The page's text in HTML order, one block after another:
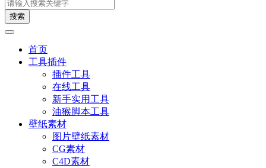
搜索
首页
工具插件
插件工具
在线工具
新手实用工具
油猴脚本工具
壁纸素材
图片壁纸素材
CG素材
C4D素材